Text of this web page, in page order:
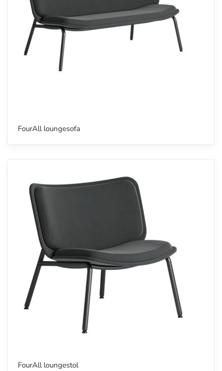
FourAll loungesofa
FourAll loungestol